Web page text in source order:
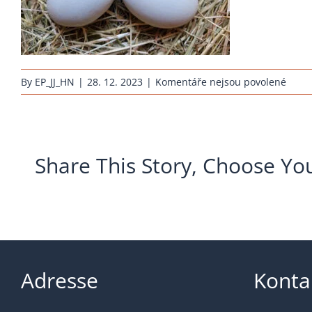
By EP_JJ_HN | 28. 12. 2023 | Komentáře nejsou povolenéu
textu
Share This Story, Choose
Adresse